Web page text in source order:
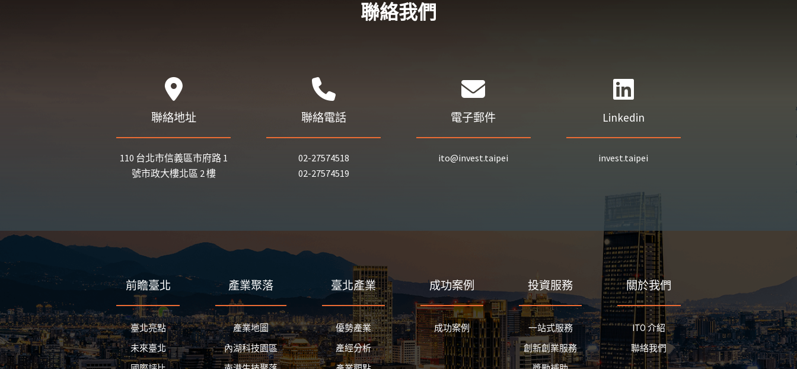
聯絡我們
聯絡地址
110 台北市信義區市府路 1
號市政大樓北區 2 樓
聯絡電話
02-27574518
02-27574519
電子郵件
ito@invest.taipei
Linkedin
invest.taipei
前瞻臺北
臺北亮點
未來臺北
產業聚落
產業地圖
內湖科技園區
臺北產業
優勢產業
產經分析
成功案例
成功案例
投資服務
一站式服務
創新創業服務
關於我們
ITO 介紹
聯絡我們